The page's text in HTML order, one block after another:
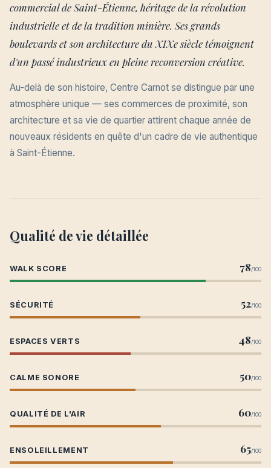
commercial de Saint-Étienne, héritage de la révolution
industrielle et de la tradition minière. Ses grands
boulevards et son architecture du XIXe siècle témoignent
d'un passé industrieux en pleine reconversion créative.
Au-delà de son histoire, Centre Carnot se distingue par une
atmosphère unique — ses commerces de proximité, son
architecture et sa vie de quartier attirent chaque année de
nouveaux résidents en quête d'un cadre de vie authentique
à Saint-Étienne.
Qualité de vie détaillée
WALK SCORE 78/100
SÉCURITÉ 52/100
ESPACES VERTS 48/100
CALME SONORE 50/100
QUALITÉ DE L'AIR 60/100
ENSOLEILLEMENT 65/100